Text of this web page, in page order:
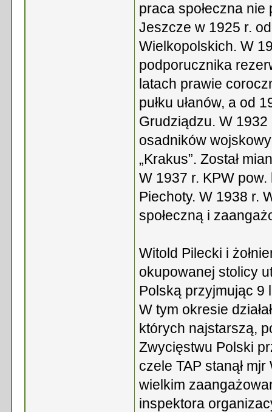
praca społeczna nie
Jeszcze w 1925 r.
Wielkopolskich. W
podporucznika
latach prawie
pułku ułanów, a od
Grudziądzu. W
osadników
„Krakus”. Został
W 1937 r. KPW
Piechoty. W 1938 r.
społeczną i
Witold Pilecki i
okupowanej stolicy
Polską przyjmując 9
W tym okresie
których najstarszą,
Zwycięstwu Polski
czele TAP stanął
wielkim
inspektora